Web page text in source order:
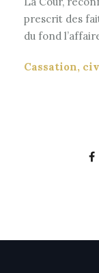
prescrit des
du fond
Cassation,